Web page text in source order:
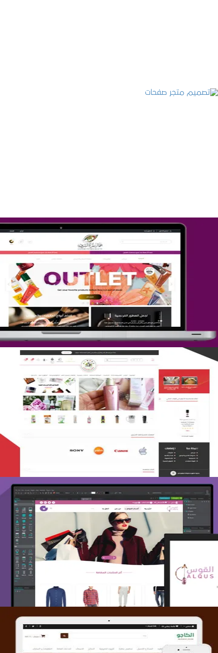
تصميم متجر جمال المرأة الشرقية
التفاصيل
تصميم متجر لمار
التفاصيل
تصميم متجر القوس
التفاصيل